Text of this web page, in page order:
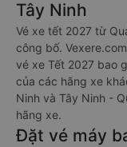
Tây Ninh
Vé xe tết 2027 từ
công bố.
vé xe Tết 2027 bao
của các hãng xe
Ninh và Tây Ninh -
hãng xe.
Đặt vé máy